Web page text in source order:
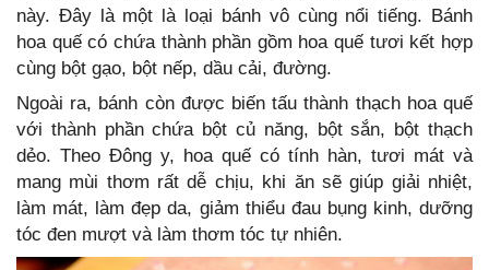
này. Đây là một là loại bánh vô cùng nổi tiếng. Bánh
hoa quế có chứa thành phần gồm hoa quế tươi kết hợp
cùng bột gạo, bột nếp, dầu cải, đường.
Ngoài ra, bánh còn được biến tấu thành thạch hoa quế
với thành phần chứa bột củ năng, bột sắn, bột thạch
dẻo. Theo Đông y, hoa quế có tính hàn, tươi mát và
mang mùi thơm rất dễ chịu, khi ăn sẽ giúp giải nhiệt,
làm mát, làm đẹp da, giảm thiểu đau bụng kinh, dưỡng
tóc đen mượt và làm thơm tóc tự nhiên.